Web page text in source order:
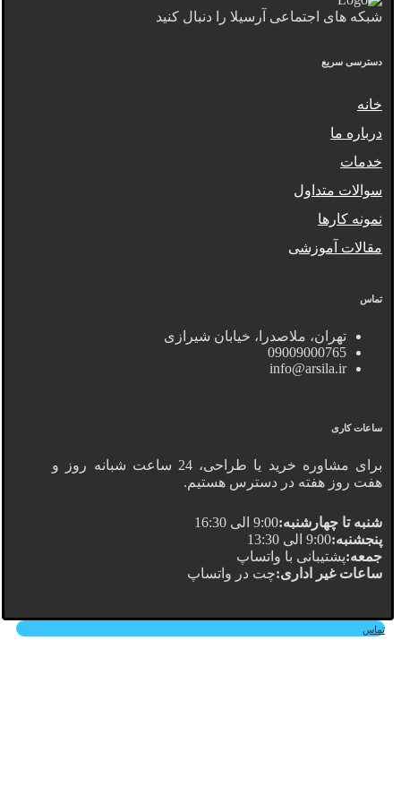
شبکه های اجتماعی آرسیلا را دنبال کنید
دسترسی سریع
خانه
درباره ما
خدمات
سوالات متداول
نمونه کارها
مقالات آموزشی
تماس
تهران، ملاصدرا، خیابان شیرازی
09009000765
info@arsila.ir
ساعات کاری
برای مشاوره خرید یا طراحی، 24 ساعت شبانه روز و
هفت روز هفته در دسترس هستیم.
شنبه تا چهارشنبه:9:00 الی 16:30
پنجشنبه:9:00 الی 13:30
جمعه:پشتیبانی با واتساپ
ساعات غیر اداری:چت در واتساپ
تماس